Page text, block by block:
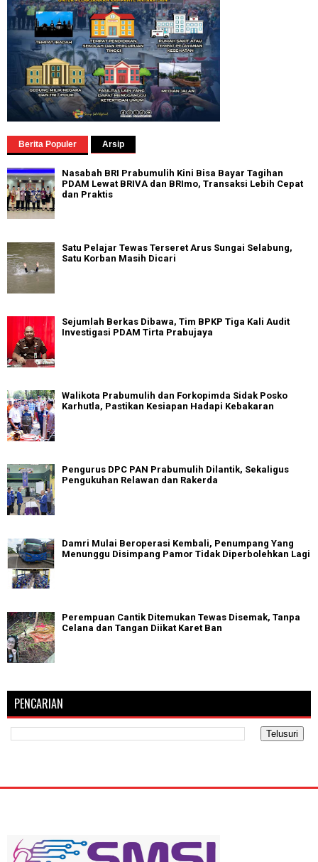
Berita Populer Arsip
Nasabah BRI Prabumulih Kini Bisa Bayar Tagihan
PDAM Lewat BRIVA dan BRImo, Transaksi Lebih Cepat
dan Praktis
Satu Pelajar Tewas Terseret Arus Sungai Selabung,
Satu Korban Masih Dicari
Sejumlah Berkas Dibawa, Tim BPKP Tiga Kali Audit
Investigasi PDAM Tirta Prabujaya
Walikota Prabumulih dan Forkopimda Sidak Posko
Karhutla, Pastikan Kesiapan Hadapi Kebakaran
Pengurus DPC PAN Prabumulih Dilantik, Sekaligus
Pengukuhan Relawan dan Rakerda
Damri Mulai Beroperasi Kembali, Penumpang Yang
Menunggu Disimpang Pamor Tidak Diperbolehkan Lagi
Perempuan Cantik Ditemukan Tewas Disemak, Tanpa
Celana dan Tangan Diikat Karet Ban
PENCARIAN